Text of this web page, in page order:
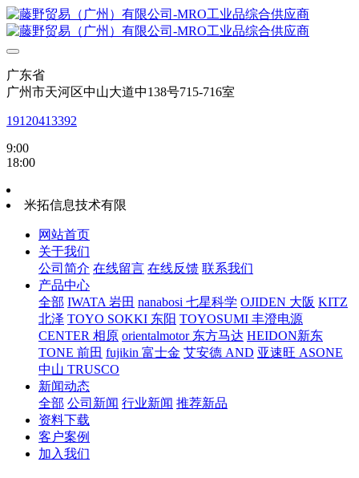
广东省
广州市天河区中山大道中138号715-716室
19120413392
9:00
18:00
米拓信息技术有限
网站首页
关于我们
公司简介 在线留言 在线反馈 联系我们
产品中心
全部 IWATA 岩田 nanabosi 七星科学 OJIDEN 大阪 KITZ
北泽 TOYO SOKKI 东阳 TOYOSUMI 丰澄电源
CENTER 相原 orientalmotor 东方马达 HEIDON新东
TONE 前田 fujikin 富士金 艾安德 AND 亚速旺 ASONE
中山 TRUSCO
新闻动态
全部 公司新闻 行业新闻 推荐新品
资料下载
客户案例
加入我们